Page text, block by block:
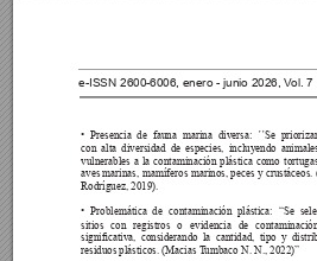
e-ISSN 2600-6006, enero - junio 2026, Vol. 7
• Presencia de fauna marina diversa: ´´Se
con alta diversidad de especies, incluyendo
vulnerables a la contaminación plástica como
aves marinas, mamíferos marinos, peces y crustáceos.
Rodríguez, 2019).
• Problemática de contaminación plástica: “Se
sitios con registros o evidencia de
signicativa, considerando la cantidad, tipo y
residuos plásticos. (Macias Tumbaco N. N., 2022)”